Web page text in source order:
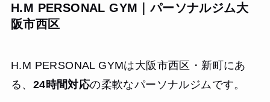
H.M PERSONAL GYM｜パーソナルジム大
阪市西区
H.M PERSONAL GYMは大阪市西区・新町にあ
る、 24時間対応の柔軟なパーソナルジムです。